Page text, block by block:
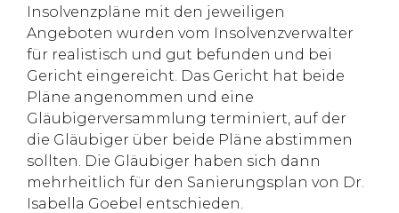
Insolvenzpläne mit den jeweiligen
Angeboten wurden vom Insolvenzverwalter
für realistisch und gut befunden und bei
Gericht eingereicht. Das Gericht hat beide
Pläne angenommen und eine
Gläubigerversammlung terminiert, auf der
die Gläubiger über beide Pläne abstimmen
sollten. Die Gläubiger haben sich dann
mehrheitlich für den Sanierungsplan von Dr.
Isabella Goebel entschieden.